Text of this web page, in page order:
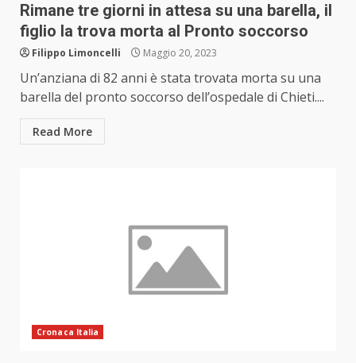
Rimane tre giorni in attesa su una barella, il
figlio la trova morta al Pronto soccorso
Filippo Limoncelli Maggio 20, 2023
Un’anziana di 82 anni è stata trovata morta su una
barella del pronto soccorso dell’ospedale di Chieti....
Read More
Cronaca Italia